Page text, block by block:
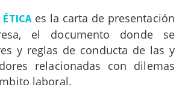
ÉTICA es la carta de presentación
el documento donde se
y reglas de conducta de las y
relacionadas con dilemas
laboral.